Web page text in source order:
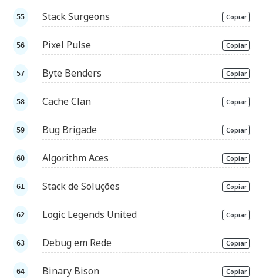
Stack Surgeons Copiar
Pixel Pulse Copiar
Byte Benders Copiar
Cache Clan Copiar
Bug Brigade Copiar
Algorithm Aces Copiar
Stack de Soluções Copiar
Logic Legends United Copiar
Debug em Rede Copiar
Binary Bison Copiar